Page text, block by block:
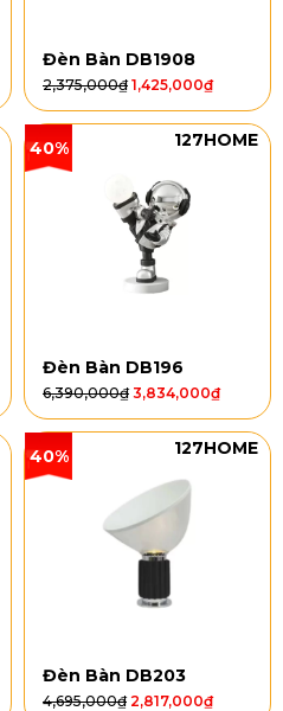
Đèn Bàn DB1908
2,375,000₫ 1,425,000₫
40% 127HOME
Đèn Bàn DB196
6,390,000₫ 3,834,000₫
40% 127HOME
Đèn Bàn DB203
4,695,000₫ 2,817,000₫